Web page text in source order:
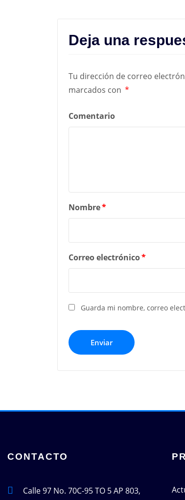
Deja una
Tu dirección de correo
marcados con *
Comentario
Nombre*
Correo electrónico*
Guarda mi nombre, correo
CONTACTO
Calle 97 No. 70C-95 TO 5 AP 803,